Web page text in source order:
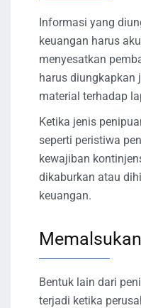
Informasi yang
keuangan harus
menyesatkan
harus diungkapkan
material terhadap
Ketika jenis
seperti peristiwa
kewajiban
dikaburkan atau
keuangan.
Bentuk lain dari
terjadi ketika